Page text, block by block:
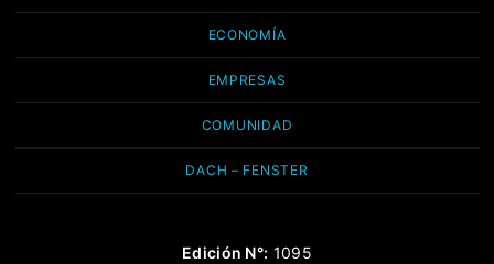
ECONOMÍA
EMPRESAS
COMUNIDAD
DACH – FENSTER
Edición N°: 1095